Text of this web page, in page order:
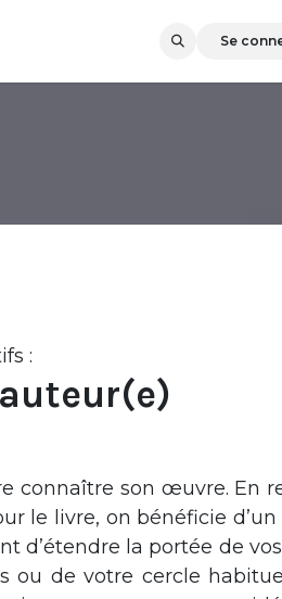
Se
:
connaître son œuvre. En
le livre, on bénéficie d’un
d’étendre la portée de
de votre cercle